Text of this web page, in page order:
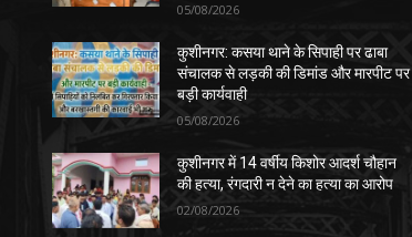
05/08/2026
कुशीनगर: कसया थाने के सिपाही पर ढाबा
संचालक से लड़की की डिमांड और मारपीट पर
बड़ी कार्यवाही
05/08/2026
कुशीनगर में 14 वर्षीय किशोर आदर्श चौहान
की हत्या, रंगदारी न देने का हत्या का आरोप
02/08/2026